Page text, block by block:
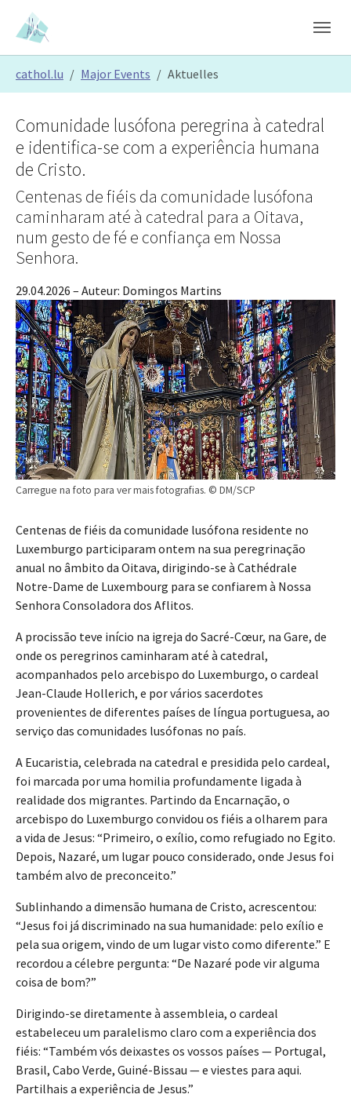
Skip to main content
Skip to page footer
cathol.lu Major Events Aktuelles
Carregue na foto para ver mais fotografias. © DM/SCP
Comunidade lusófona peregrina à catedral
e identifica-se com a experiência humana
de Cristo.
Centenas de fiéis da comunidade lusófona
caminharam até à catedral para a Oitava,
num gesto de fé e confiança em Nossa
Senhora.
29.04.2026 – Auteur: Domingos Martins
Centenas de fiéis da comunidade lusófona residente no
Luxemburgo participaram ontem na sua peregrinação
anual no âmbito da Oitava, dirigindo-se à Cathédrale
Notre-Dame de Luxembourg para se confiarem à Nossa
Senhora Consoladora dos Aflitos.
A procissão teve início na igreja do Sacré-Cœur, na Gare, de
onde os peregrinos caminharam até à catedral,
acompanhados pelo arcebispo do Luxemburgo, o cardeal
Jean-Claude Hollerich, e por vários sacerdotes
provenientes de diferentes países de língua portuguesa, ao
serviço das comunidades lusófonas no país.
A Eucaristia, celebrada na catedral e presidida pelo cardeal,
foi marcada por uma homilia profundamente ligada à
realidade dos migrantes. Partindo da Encarnação, o
arcebispo do Luxemburgo convidou os fiéis a olharem para
a vida de Jesus: “Primeiro, o exílio, como refugiado no Egito.
Depois, Nazaré, um lugar pouco considerado, onde Jesus foi
também alvo de preconceito.”
Sublinhando a dimensão humana de Cristo, acrescentou:
“Jesus foi já discriminado na sua humanidade: pelo exílio e
pela sua origem, vindo de um lugar visto como diferente.” E
recordou a célebre pergunta: “De Nazaré pode vir alguma
coisa de bom?”
Dirigindo-se diretamente à assembleia, o cardeal
estabeleceu um paralelismo claro com a experiência dos
fiéis: “Também vós deixastes os vossos países — Portugal,
Brasil, Cabo Verde, Guiné-Bissau — e viestes para aqui.
Partilhais a experiência de Jesus.”